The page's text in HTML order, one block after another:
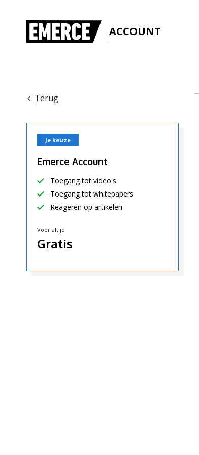
ACCOUNT
Terug
Je keuze
Emerce Account
Toegang tot video's
Toegang tot whitepapers
Reageren op artikelen
Voor altijd
Gratis